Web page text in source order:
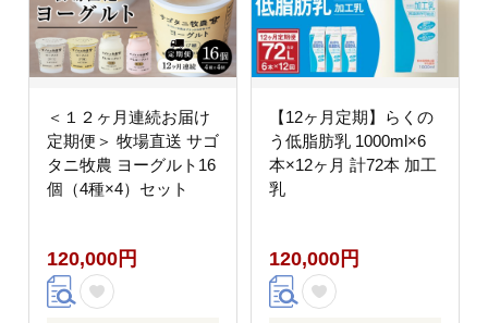
＜１２ヶ月連続お届け
定期便＞ 牧場直送 サゴ
タニ牧農 ヨーグルト16
個（4種×4）セット
120,000円
【12ヶ月定期】らくの
う低脂肪乳 1000ml×6
本×12ヶ月 計72本 加工
乳
120,000円